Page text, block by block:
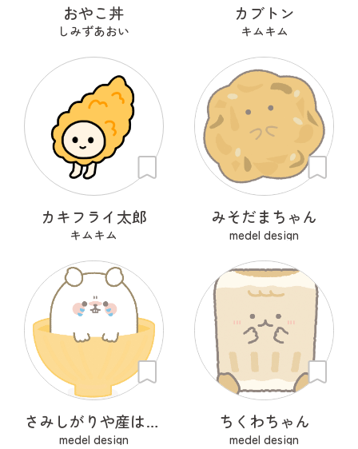
おやこ丼
しみずあおい
カブトン
キムキム
カキフライ太郎
キムキム
みそだまちゃん
medel design
さみしがりや産はんちゃん
medel design
ちくわちゃん
medel design